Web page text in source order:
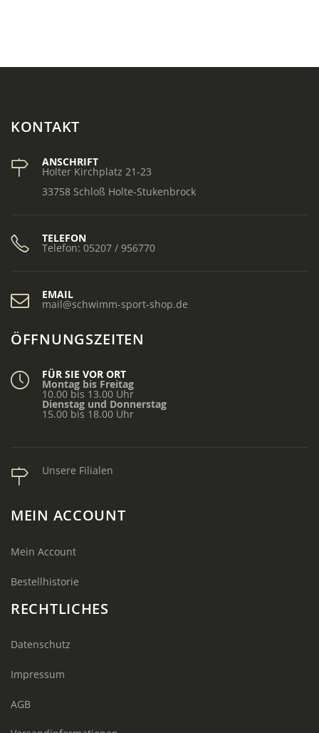
KONTAKT
ANSCHRIFT
Holter Kirchplatz 21-23
33758 Schloß Holte-Stukenbrock
TELEFON
Telefon: 05207 / 956770
EMAIL
mail@schwimm-sport-shop.de
ÖFFNUNGSZEITEN
FÜR SIE VOR ORT
Montag bis Freitag
10.00 bis 13.00 Uhr
Dienstag und Donnerstag
15.00 bis 18.00 Uhr
Unsere Filialen
MEIN ACCOUNT
Mein Account
Bestellhistorie
RECHTLICHES
Datenschutz
Impressum
AGB